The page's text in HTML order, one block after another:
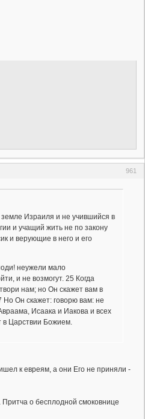
961
Израиля и не учившийся в
и учащий жить не по закону
и верующие в него и его
неужели мало
и не возмогут. 25 Когда
нам; но Он скажет вам в
Но Он скажет: говорю вам: не
Исаака и Иакова и всех
в Царствии Божием.
к евреям, а они Его не приняли -
о бесплодной смоковнице